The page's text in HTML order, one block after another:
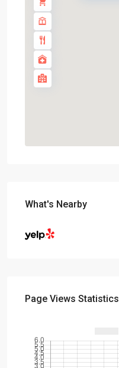
What's Nearby
Page Views Statistics